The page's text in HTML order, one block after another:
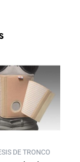
DE TRONCO